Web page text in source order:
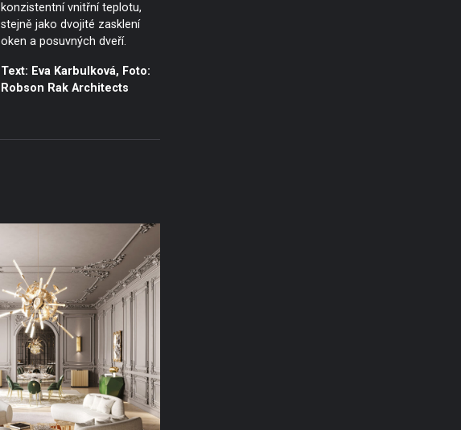
konzistentní vnitřní teplotu,
stejně jako dvojité zasklení
oken a posuvných dveří.
Text: Eva Karbulková, Foto:
Robson Rak Architects